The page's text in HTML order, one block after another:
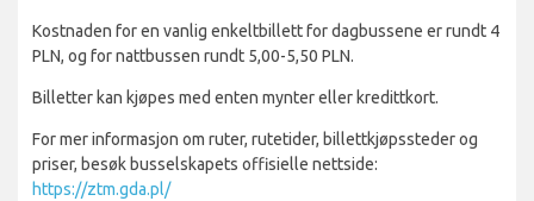
Kostnaden for en vanlig enkeltbillett for dagbussene er rundt 4
PLN, og for nattbussen rundt 5,00-5,50 PLN.
Billetter kan kjøpes med enten mynter eller kredittkort.
For mer informasjon om ruter, rutetider, billettkjøpssteder og
priser, besøk busselskapets offisielle nettside:
https://ztm.gda.pl/